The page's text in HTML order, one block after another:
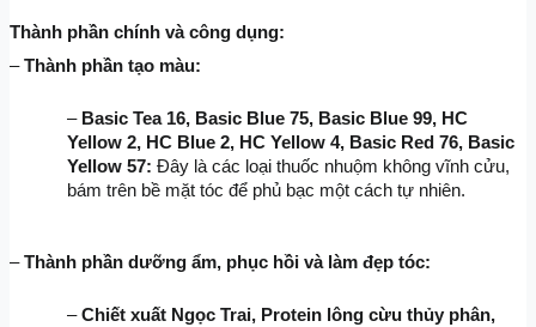
Thành phần chính và công dụng:
– Thành phần tạo màu:
– Basic Tea 16, Basic Blue 75, Basic Blue 99, HC
Yellow 2, HC Blue 2, HC Yellow 4, Basic Red 76, Basic
Yellow 57: Đây là các loại thuốc nhuộm không vĩnh cửu,
bám trên bề mặt tóc để phủ bạc một cách tự nhiên.
– Thành phần dưỡng ẩm, phục hồi và làm đẹp tóc:
– Chiết xuất Ngọc Trai, Protein lông cừu thủy phân,